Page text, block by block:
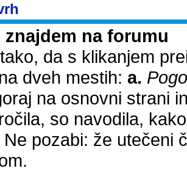
znajdem na forumu
da s klikanjem
dveh mestih: a.
na osnovni strani
so navodila,
Ne pozabi: že utečeni